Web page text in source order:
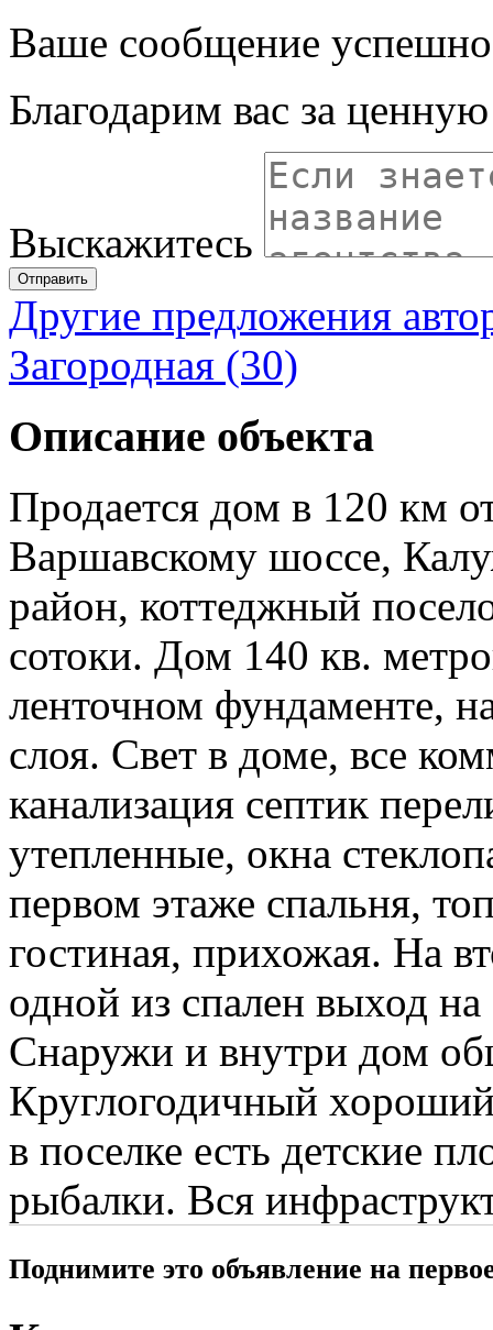
Ваше сообщение успешно
Благодарим вас за
Выскажитесь
Отправить
Другие предложения
Загородная (30)
Описание объекта
Продается дом в 120 км
Варшавскому шоссе,
район, коттеджный
сотоки. Дом 140 кв.
ленточном фундаменте,
слоя. Свет в доме, все
канализация септик
утепленные, окна
первом этаже спальня,
гостиная, прихожая. На
одной из спален выход
Снаружи и внутри дом
Круглогодичный
в поселке есть детские
рыбалки. Вся
Поднимите это объявление на